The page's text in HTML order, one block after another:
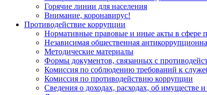
Горячие линии для населения
Внимание, коронавирус!
Противодействие коррупции
Нормативные правовые и иные акты в сфере
Независимая общественная
Методические материалы
Формы документов, связанных с
Комиссия по соблюдению требований к
Комиссия по противодействию коррупции
Сведения о доходах, расходах, об имуществе